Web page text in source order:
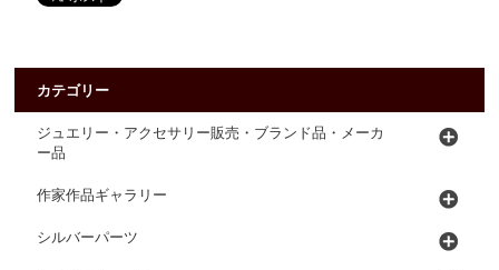
カテゴリー
ジュエリー・アクセサリー販売・ブランド品・メーカ
ー品
作家作品ギャラリー
シルバーパーツ